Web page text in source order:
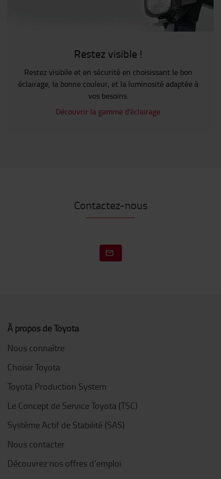
Restez visible !
Restez visibile et en sécurité en choisissant le bon
éclairage, la bonne couleur, et la luminosité adaptée à
vos besoins.
Découvrir la gamme d'éclairage
Contactez-nous
À propos de Toyota
Nous connaître
Choisir Toyota
Toyota Production System
Le Concept de Service Toyota (TSC)
Système Actif de Stabilité (SAS)
Nous contacter
Découvrez nos offres d'emploi